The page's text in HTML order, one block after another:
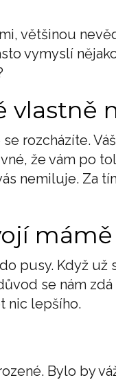
většinou
vymyslí
vlastně
rozcházíte.
že vám po
nemiluje. Za
mámě
pusy. Když už
se nám
nic lepšího.
Bylo by